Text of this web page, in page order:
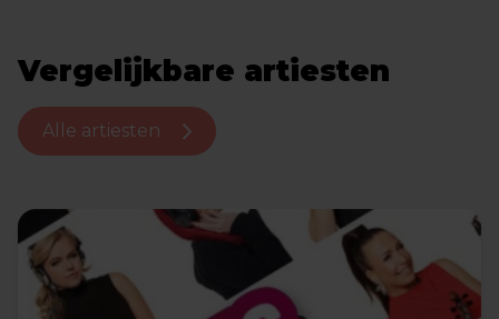
Vergelijkbare artiesten
Alle artiesten